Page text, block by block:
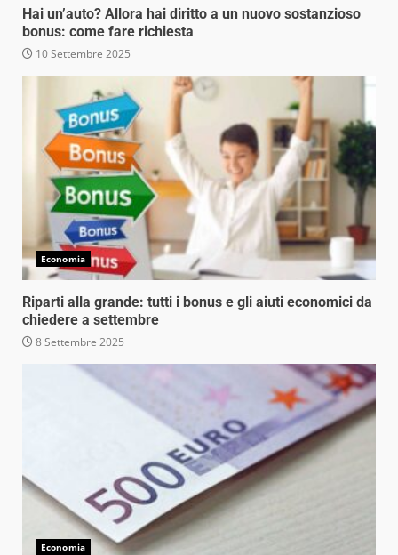
Hai un’auto? Allora hai diritto a un nuovo sostanzioso
bonus: come fare richiesta
10 Settembre 2025
Economia
Riparti alla grande: tutti i bonus e gli aiuti economici da
chiedere a settembre
8 Settembre 2025
Economia